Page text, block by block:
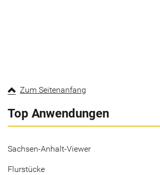
Zum Seitenanfang
Top Anwendungen
Sachsen-Anhalt-Viewer
Flurstücke